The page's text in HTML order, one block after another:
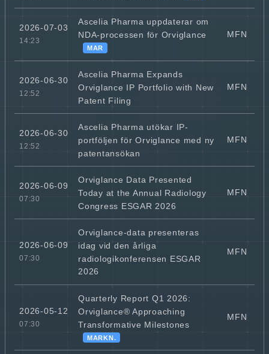
2026-07-03
14:23
Ascelia Pharma uppdaterar om
NDA-processen för Orviglance
MAR
MFN
2026-06-30
12:52
Ascelia Pharma Expands
Orviglance IP Portfolio with New
Patent Filing
MFN
2026-06-30
12:52
Ascelia Pharma utökar IP-
portföljen för Orviglance med ny
patentansökan
MFN
2026-06-09
07:30
Orviglance Data Presented
Today at the Annual Radiology
Congress ESGAR 2026
MFN
2026-06-09
07:30
Orviglance-data presenteras
idag vid den årliga
radiologikonferensen ESGAR
2026
MFN
2026-05-12
07:30
Quarterly Report Q1 2026:
Orviglance® Approaching
Transformative Milestones
MARKN.
MFN